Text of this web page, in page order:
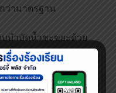
ว่ามาตรฐาน
บำบัดน้ำชะขยะด้วย
และกระบวนการ
นการบำบัดมีคุณภาพ
หนด และสามารถนำ